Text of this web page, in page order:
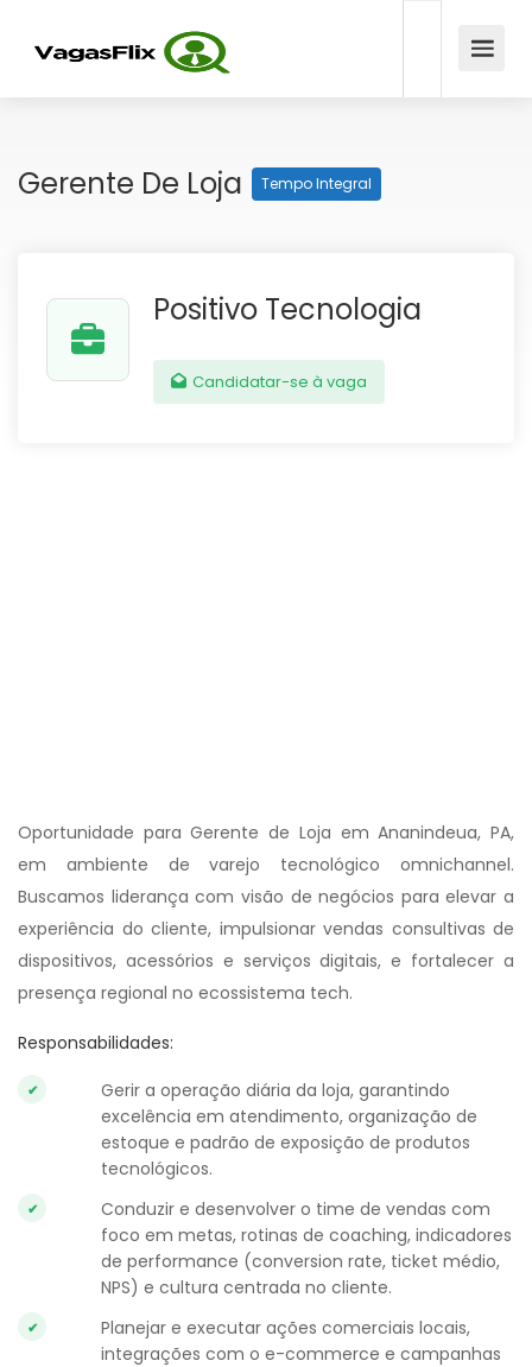
Gerente De Loja Tempo Integral
Positivo Tecnologia
Candidatar-se à vaga
Oportunidade para Gerente de Loja em Ananindeua, PA,
em ambiente de varejo tecnológico omnichannel.
Buscamos liderança com visão de negócios para elevar a
experiência do cliente, impulsionar vendas consultivas de
dispositivos, acessórios e serviços digitais, e fortalecer a
presença regional no ecossistema tech.
Responsabilidades:
Gerir a operação diária da loja, garantindo
excelência em atendimento, organização de
estoque e padrão de exposição de produtos
tecnológicos.
Conduzir e desenvolver o time de vendas com
foco em metas, rotinas de coaching, indicadores
de performance (conversion rate, ticket médio,
NPS) e cultura centrada no cliente.
Planejar e executar ações comerciais locais,
integrações com o e-commerce e campanhas